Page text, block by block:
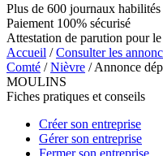
Plus de 600 journaux habilités
Paiement 100% sécurisé
Attestation de parution pour
Accueil /Consulter les
Comté /Nièvre / Annonce
MOULINS
Fiches pratiques et conseils
Créer son entreprise
Gérer son entreprise
Fermer son entreprise